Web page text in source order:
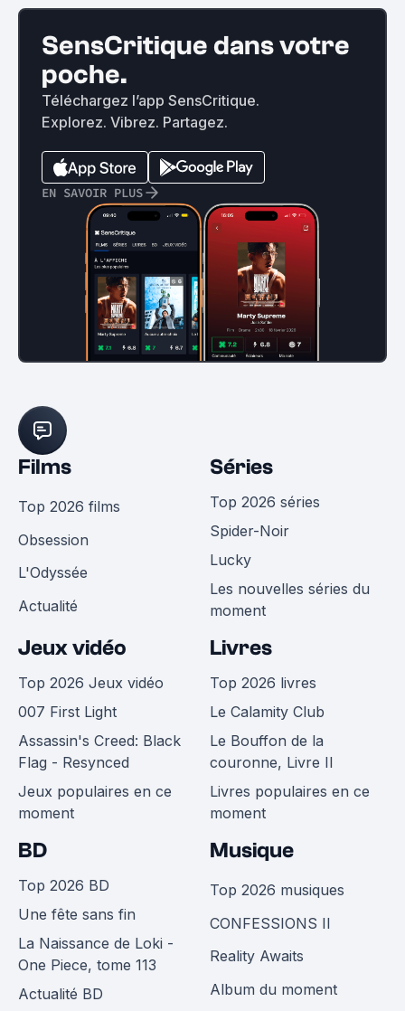
SensCritique dans votre
poche.
Téléchargez l’app SensCritique.
Explorez. Vibrez. Partagez.
EN SAVOIR PLUS
Films
Top 2026 films
Obsession
L'Odyssée
Actualité
Séries
Top 2026 séries
Spider-Noir
Lucky
Les nouvelles séries du
moment
Jeux vidéo
Top 2026 Jeux vidéo
007 First Light
Assassin's Creed: Black
Flag - Resynced
Jeux populaires en ce
moment
Livres
Top 2026 livres
Le Calamity Club
Le Bouffon de la
couronne, Livre II
Livres populaires en ce
moment
BD
Top 2026 BD
Une fête sans fin
La Naissance de Loki -
One Piece, tome 113
Actualité BD
Musique
Top 2026 musiques
CONFESSIONS II
Reality Awaits
Album du moment